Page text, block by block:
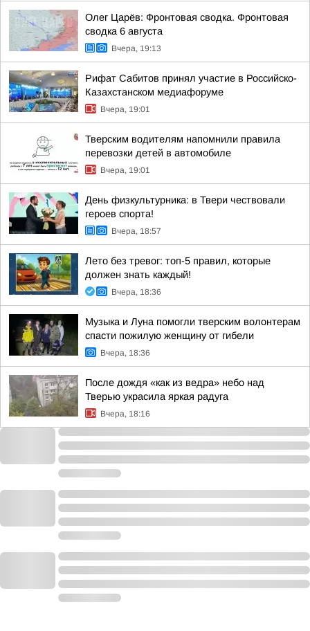
Олег Царёв: Фронтовая сводка. Фронтовая
сводка 6 августа
Вчера, 19:13
Рифат Сабитов принял участие в Российско-
Казахстанском медиафоруме
Вчера, 19:01
Тверским водителям напомнили правила
перевозки детей в автомобиле
Вчера, 19:01
День физкультурника: в Твери чествовали
героев спорта!
Вчера, 18:57
Лето без тревог: топ-5 правил, которые
должен знать каждый!
Вчера, 18:36
Музыка и Луна помогли тверским волонтерам
спасти пожилую женщину от гибели
Вчера, 18:36
После дождя «как из ведра» небо над
Тверью украсила яркая радуга
Вчера, 18:16